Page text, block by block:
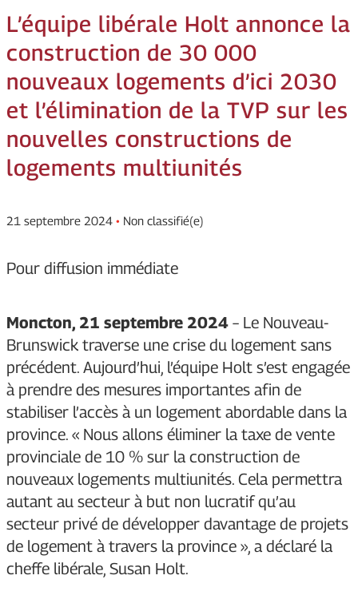
L’équipe libérale Holt annonce la
construction de 30 000
nouveaux logements d’ici 2030
et l’élimination de la TVP sur les
nouvelles constructions de
logements multiunités
21 septembre 2024 • Non classifié(e)
Pour diffusion immédiate
Moncton, 21 septembre 2024 – Le Nouveau-
Brunswick traverse une crise du logement sans
précédent. Aujourd’hui, l’équipe Holt s’est engagée
à prendre des mesures importantes afin de
stabiliser l’accès à un logement abordable dans la
province. « Nous allons éliminer la taxe de vente
provinciale de 10 % sur la construction de
nouveaux logements multiunités. Cela permettra
autant au secteur à but non lucratif qu’au
secteur privé de développer davantage de projets
de logement à travers la province », a déclaré la
cheffe libérale, Susan Holt.